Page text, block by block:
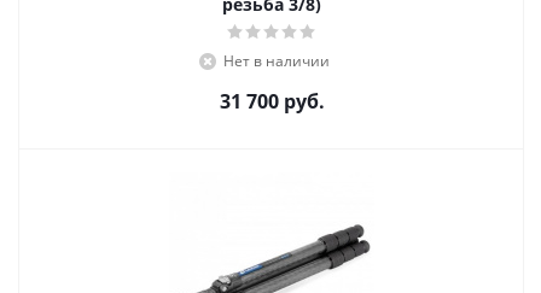
Нет в наличии
31 700руб.